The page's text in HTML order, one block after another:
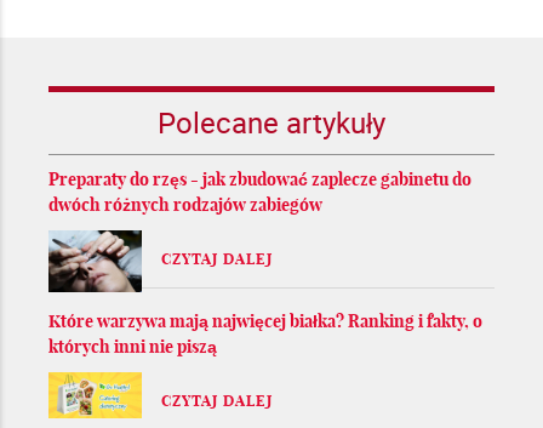
Polecane artykuły
Preparaty do rzęs - jak zbudować zaplecze gabinetu do
dwóch różnych rodzajów zabiegów
CZYTAJ DALEJ
Które warzywa mają najwięcej białka? Ranking i fakty, o
których inni nie piszą
CZYTAJ DALEJ